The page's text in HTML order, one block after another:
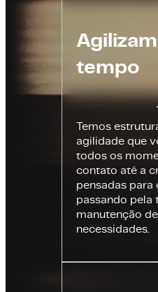
tempo
Temos
agilidade que
todos os
contato até a
pensadas para
passando pela
manutenção
necessidades.